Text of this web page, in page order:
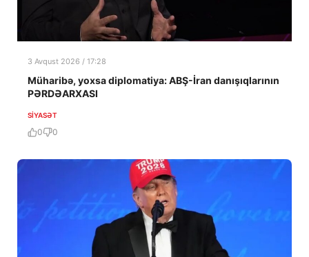
3 Avqust 2026 / 17:28
Müharibə, yoxsa diplomatiya: ABŞ-İran danışıqlarının
PƏRDƏARXASI
SIYASƏT
0 0